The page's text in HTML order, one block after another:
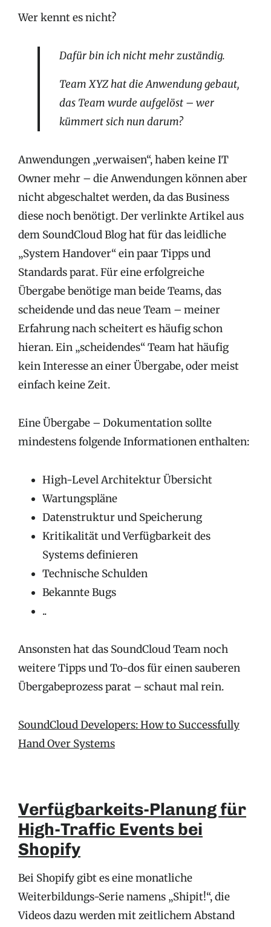
Wer kennt es nicht?
Dafür bin ich nicht mehr zuständig.
Team XYZ hat die Anwendung gebaut,
das Team wurde aufgelöst – wer
kümmert sich nun darum?
Anwendungen „verwaisen“, haben keine IT
Owner mehr – die Anwendungen können aber
nicht abgeschaltet werden, da das Business
diese noch benötigt. Der verlinkte Artikel aus
dem SoundCloud Blog hat für das leidliche
„System Handover“ ein paar Tipps und
Standards parat. Für eine erfolgreiche
Übergabe benötige man beide Teams, das
scheidende und das neue Team – meiner
Erfahrung nach scheitert es häufig schon
hieran. Ein „scheidendes“ Team hat häufig
kein Interesse an einer Übergabe, oder meist
einfach keine Zeit.
Eine Übergabe – Dokumentation sollte
mindestens folgende Informationen enthalten:
High-Level Architektur Übersicht
Wartungspläne
Datenstruktur und Speicherung
Kritikalität und Verfügbarkeit des
Systems definieren
Technische Schulden
Bekannte Bugs
..
Ansonsten hat das SoundCloud Team noch
weitere Tipps und To-dos für einen sauberen
Übergabeprozess parat – schaut mal rein.
SoundCloud Developers: How to Successfully
Hand Over Systems
Verfügbarkeits-Planung für
High-Traffic Events bei
Shopify
Bei Shopify gibt es eine monatliche
Weiterbildungs-Serie namens „Shipit!“, die
Videos dazu werden mit zeitlichem Abstand